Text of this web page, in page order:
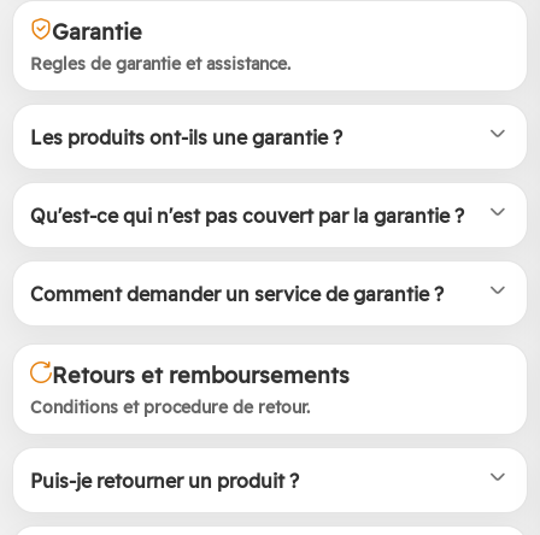
Garantie
Regles de garantie et assistance.
Les produits ont-ils une garantie ?
Qu'est-ce qui n'est pas couvert par la garantie ?
Comment demander un service de garantie ?
Retours et remboursements
Conditions et procedure de retour.
Puis-je retourner un produit ?